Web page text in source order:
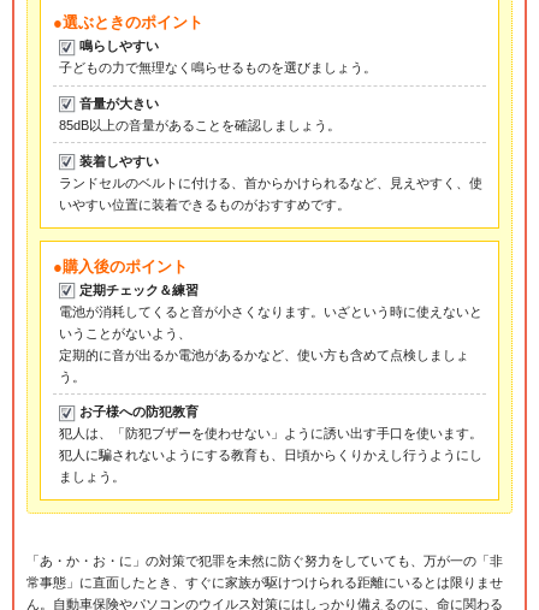
●選ぶときのポイント
鳴らしやすい
子どもの力で無理なく鳴らせるものを選びましょう。
音量が大きい
85dB以上の音量があることを確認しましょう。
装着しやすい
ランドセルのベルトに付ける、首からかけられるなど、見えやすく、使
いやすい位置に装着できるものがおすすめです。
●購入後のポイント
定期チェック＆練習
電池が消耗してくると音が小さくなります。いざという時に使えないと
いうことがないよう、
定期的に音が出るか電池があるかなど、使い方も含めて点検しましょ
う。
お子様への防犯教育
犯人は、「防犯ブザーを使わせない」ように誘い出す手口を使います。
犯人に騙されないようにする教育も、日頃からくりかえし行うようにし
ましょう。
「あ・か・お・に」の対策で犯罪を未然に防ぐ努力をしていても、万が一の「非
常事態」に直面したとき、すぐに家族が駆けつけられる距離にいるとは限りませ
ん。自動車保険やパソコンのウイルス対策にはしっかり備えるのに、命に関わる